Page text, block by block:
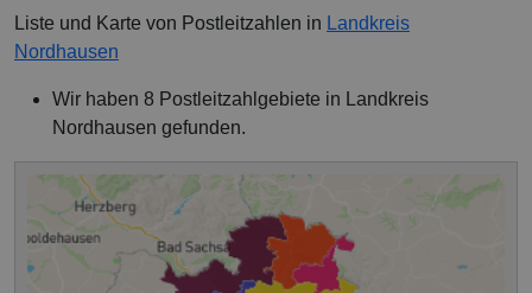
Liste und Karte von Postleitzahlen in Landkreis
Nordhausen
Wir haben 8 Postleitzahlgebiete in Landkreis
Nordhausen gefunden.